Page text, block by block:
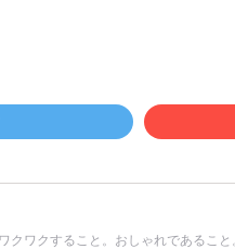
ワクすること。おしゃれであるこ